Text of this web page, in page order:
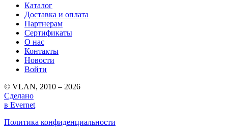
Каталог
Доставка и оплата
Партнерам
Сертификаты
О нас
Контакты
Новости
Войти
© VLAN, 2010 – 2026
Сделано
в Evernet
Политика конфиденциальности